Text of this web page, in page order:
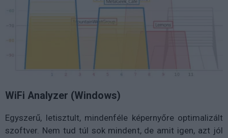
WiFi Analyzer (Windows)
Egyszerű, letisztult, mindenféle képernyőre optimalizált
szoftver. Nem tud túl sok mindent, de amit igen, azt jól